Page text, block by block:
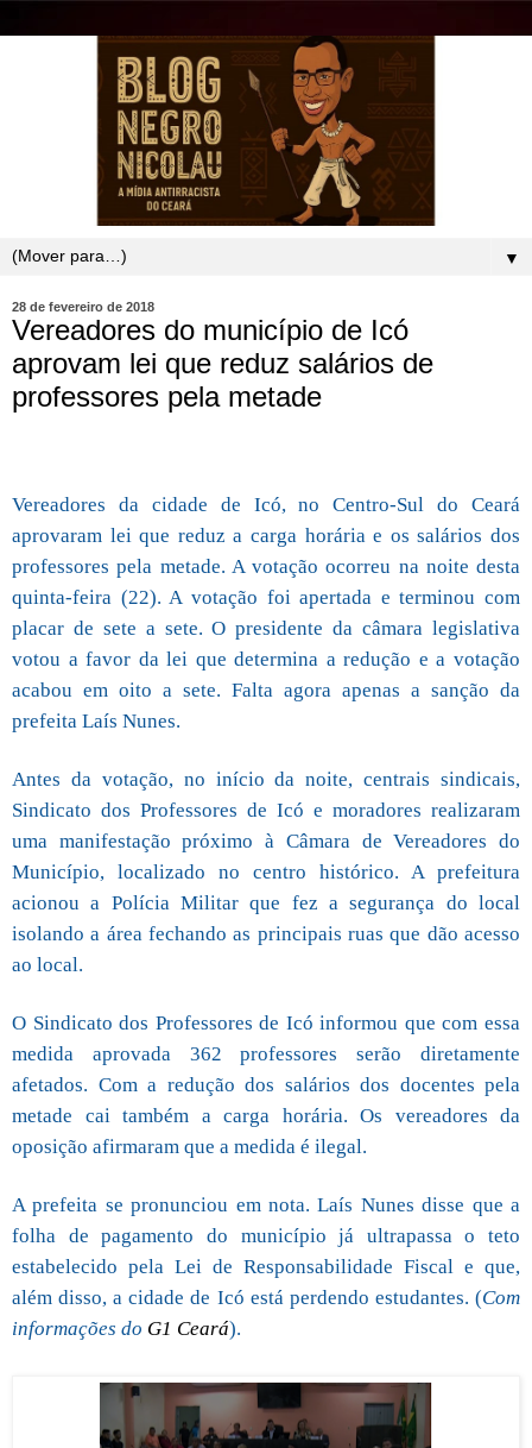
▼
28 de fevereiro de 2018
Vereadores do município de Icó
aprovam lei que reduz salários de
professores pela metade
Vereadores da cidade de Icó, no Centro-Sul do Ceará
aprovaram lei que reduz a carga horária e os salários dos
professores pela metade. A votação ocorreu na noite desta
quinta-feira (22). A votação foi apertada e terminou com
placar de sete a sete. O presidente da câmara legislativa
votou a favor da lei que determina a redução e a votação
acabou em oito a sete. Falta agora apenas a sanção da
prefeita Laís Nunes.
Antes da votação, no início da noite, centrais sindicais,
Sindicato dos Professores de Icó e moradores realizaram
uma manifestação próximo à Câmara de Vereadores do
Município, localizado no centro histórico. A prefeitura
acionou a Polícia Militar que fez a segurança do local
isolando a área fechando as principais ruas que dão acesso
ao local.
O Sindicato dos Professores de Icó informou que com essa
medida aprovada 362 professores serão diretamente
afetados. Com a redução dos salários dos docentes pela
metade cai também a carga horária. Os vereadores da
oposição afirmaram que a medida é ilegal.
A prefeita se pronunciou em nota. Laís Nunes disse que a
folha de pagamento do município já ultrapassa o teto
estabelecido pela Lei de Responsabilidade Fiscal e que,
além disso, a cidade de Icó está perdendo estudantes. (Com
informações do G1 Ceará).